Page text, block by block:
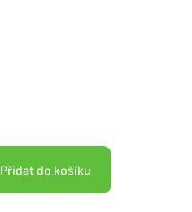
Přidat do košíku